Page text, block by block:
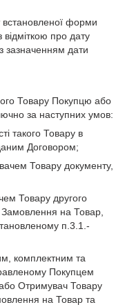
встановленої форми
про дату
зазначенням дати
Товару Покупцю або
за наступних умов:
такого Товару в
Договором;
Товару документу,
Товару другого
на Товар,
п.3.1.-
комплектним та
Покупцем
Отримувач Товару
на Товар та